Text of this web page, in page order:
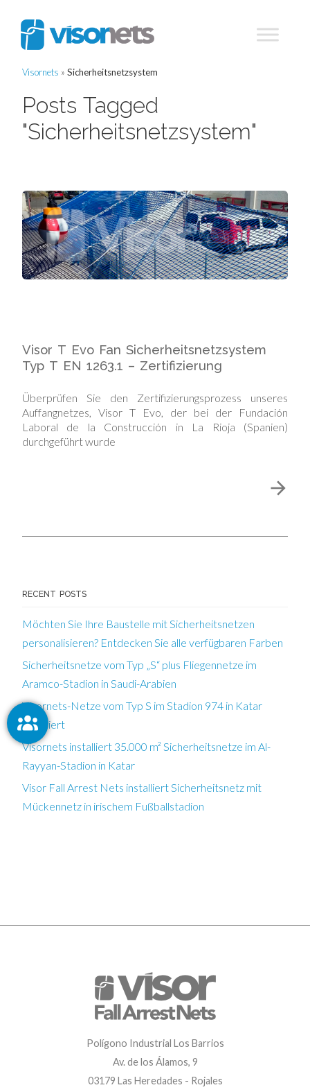
Visornets » Sicherheitsnetzsystem
Posts Tagged
"Sicherheitsnetzsystem"
Visor T Evo Fan Sicherheitsnetzsystem
Typ T EN 1263.1 – Zertifizierung
Überprüfen Sie den Zertifizierungsprozess unseres
Auffangnetzes, Visor T Evo, der bei der Fundación
Laboral de la Construcción in La Rioja (Spanien)
durchgeführt wurde
RECENT POSTS
Möchten Sie Ihre Baustelle mit Sicherheitsnetzen
personalisieren? Entdecken Sie alle verfügbaren Farben
Sicherheitsnetze vom Typ „S“ plus Fliegennetze im
Aramco-Stadion in Saudi-Arabien
Visornets-Netze vom Typ S im Stadion 974 in Katar
installiert
Visornets installiert 35.000 m² Sicherheitsnetze im Al-
Rayyan-Stadion in Katar
Visor Fall Arrest Nets installiert Sicherheitsnetz mit
Mückennetz in irischem Fußballstadion
Polígono Industrial Los Barrios
Av. de los Álamos, 9
03179 Las Heredades - Rojales